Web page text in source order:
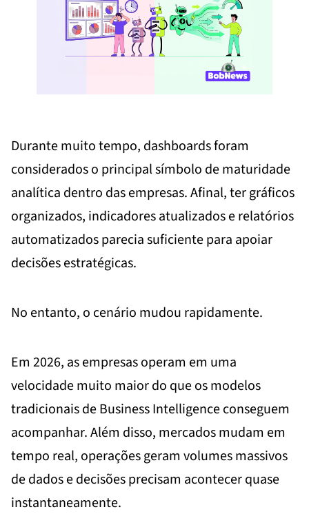
Durante muito tempo, dashboards foram
considerados o principal símbolo de maturidade
analítica dentro das empresas. Afinal, ter gráficos
organizados, indicadores atualizados e relatórios
automatizados parecia suficiente para apoiar
decisões estratégicas.
No entanto, o cenário mudou rapidamente.
Em 2026, as empresas operam em uma
velocidade muito maior do que os modelos
tradicionais de Business Intelligence conseguem
acompanhar. Além disso, mercados mudam em
tempo real, operações geram volumes massivos
de dados e decisões precisam acontecer quase
instantaneamente.